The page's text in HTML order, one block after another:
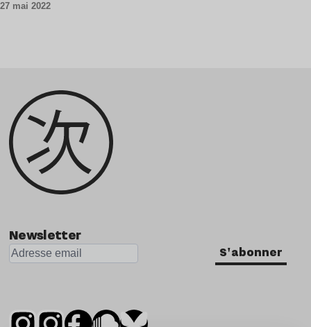
27 mai 2022
Newsletter
S'abonner